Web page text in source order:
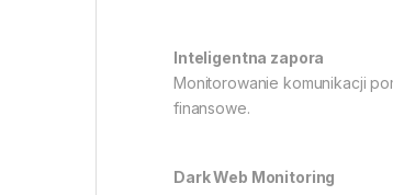
Inteligentna zapora
Monitorowanie komunikacji
finansowe.
Dark Web Monitoring